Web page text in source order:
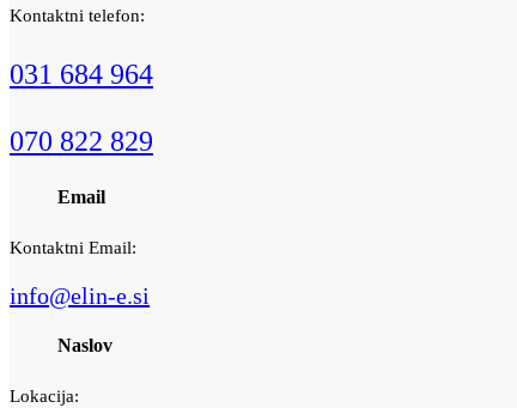
Kontaktni telefon:
031 684 964
070 822 829
Email
Kontaktni Email:
info@elin-e.si
Naslov
Lokacija: